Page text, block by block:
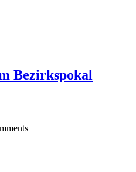
Bezirkspokal